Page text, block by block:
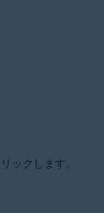
ックします。